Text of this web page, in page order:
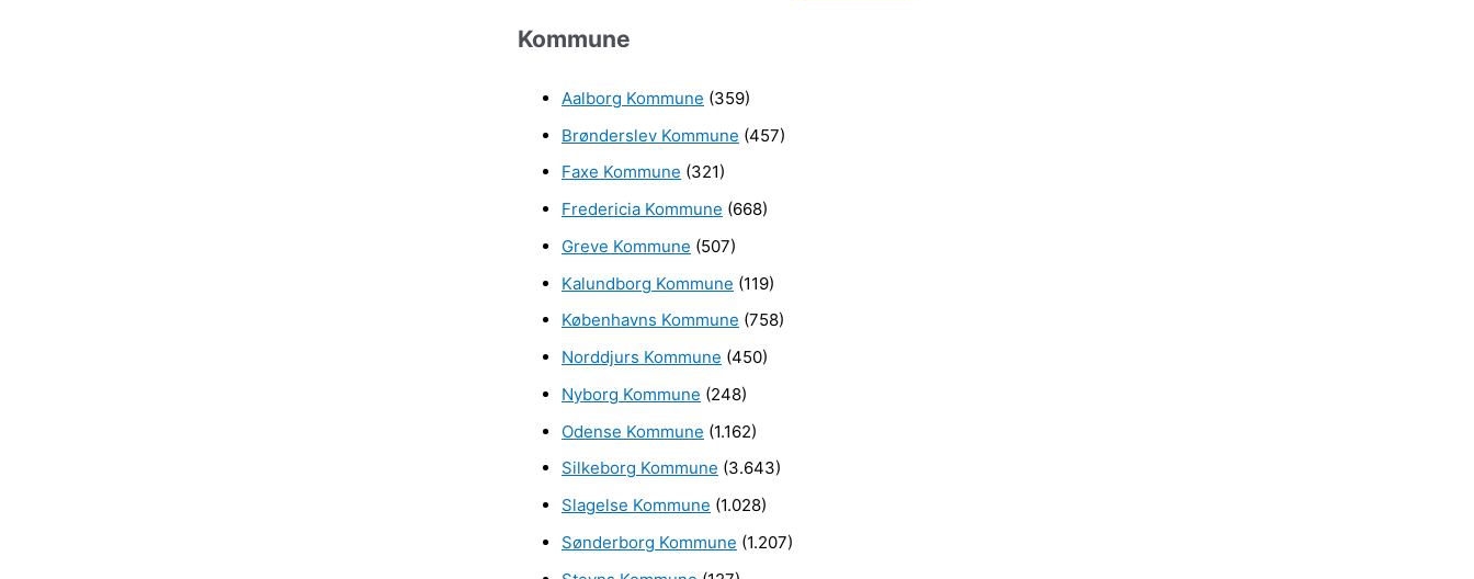
g
Kommune
Aalborg Kommune (359)
Brønderslev Kommune (457)
Faxe Kommune (321)
Fredericia Kommune (668)
Greve Kommune (507)
Kalundborg Kommune (119)
Københavns Kommune (758)
Norddjurs Kommune (450)
Nyborg Kommune (248)
Odense Kommune (1.162)
Silkeborg Kommune (3.643)
Slagelse Kommune (1.028)
Sønderborg Kommune (1.207)